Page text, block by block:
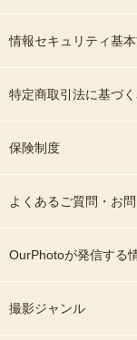
情報セキュリティ基
特定商取引法に基づ
保険制度
よくあるご質問・お
OurPhotoが発信する
撮影ジャンル